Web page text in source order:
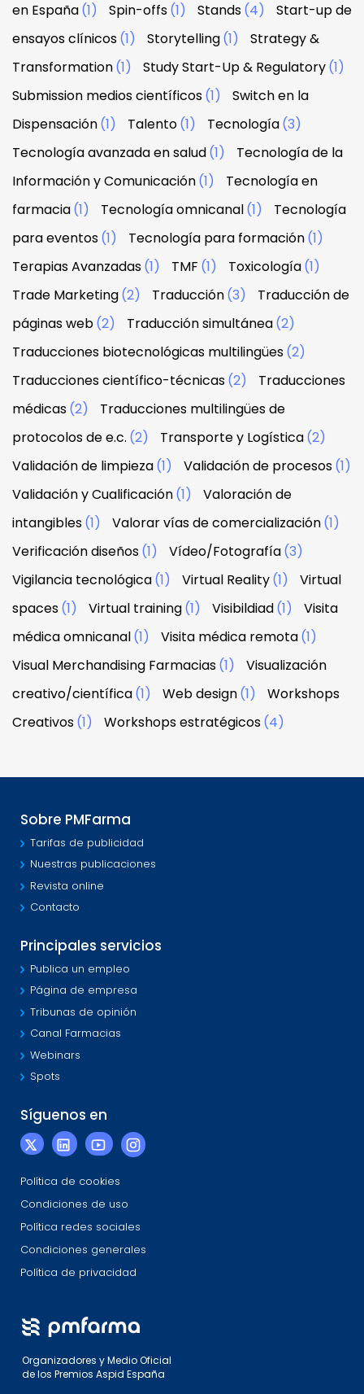
en España(1) Spin-offs(1) Stands(4)
Start-up de
ensayos clínicos(1) Storytelling(1)
Strategy &
Transformation(1) Study Start-Up & Regulatory(1)
Submission medios científicos(1)
Switch en la
Dispensación(1) Talento(1) Tecnología(3)
Tecnología avanzada en salud(1)
Tecnología de la
Información y Comunicación(1)
Tecnología en
farmacia(1) Tecnología omnicanal(1)
Tecnología
para eventos(1) Tecnología para formación(1)
Terapias Avanzadas(1) TMF (1) Toxicología(1)
Trade Marketing(2) Traducción(3)
Traducción de
páginas web(2) Traducción simultánea(2)
Traducciones biotecnológicas multilingües(2)
Traducciones científico-técnicas(2)
Traducciones
médicas(2)
Traducciones multilingües de
protocolos de e.c. (2) Transporte y Logística(2)
Validación de limpieza(1) Validación de procesos(1)
Validación y Cualificación(1)
Valoración de
intangibles(1) Valorar vías de comercialización(1)
Verificación diseños(1) Vídeo/Fotografía(3)
Vigilancia tecnológica(1) Virtual Reality(1)
Virtual
spaces(1) Virtual training(1) Visibildiad(1)
Visita
médica omnicanal(1) Visita médica remota(1)
Visual Merchandising Farmacias(1)
Visualización
creativo/científica(1) Web design(1)
Workshops
Creativos(1) Workshops estratégicos(4)
Sobre PMFarma
Tarifas de publicidad
Nuestras publicaciones
Revista online
Contacto
Principales servicios
Publica un empleo
Página de empresa
Tribunas de opinión
Canal Farmacias
Webinars
Spots
Síguenos en
Política de cookies
Condiciones de uso
Política redes sociales
Condiciones generales
Política de privacidad
Organizadores y Medio Oficial
de los Premios Aspid España